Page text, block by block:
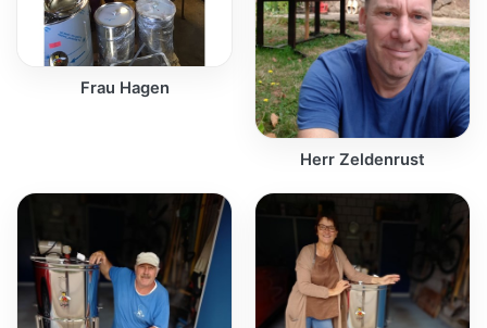
Frau Hagen
Herr Zeldenrust